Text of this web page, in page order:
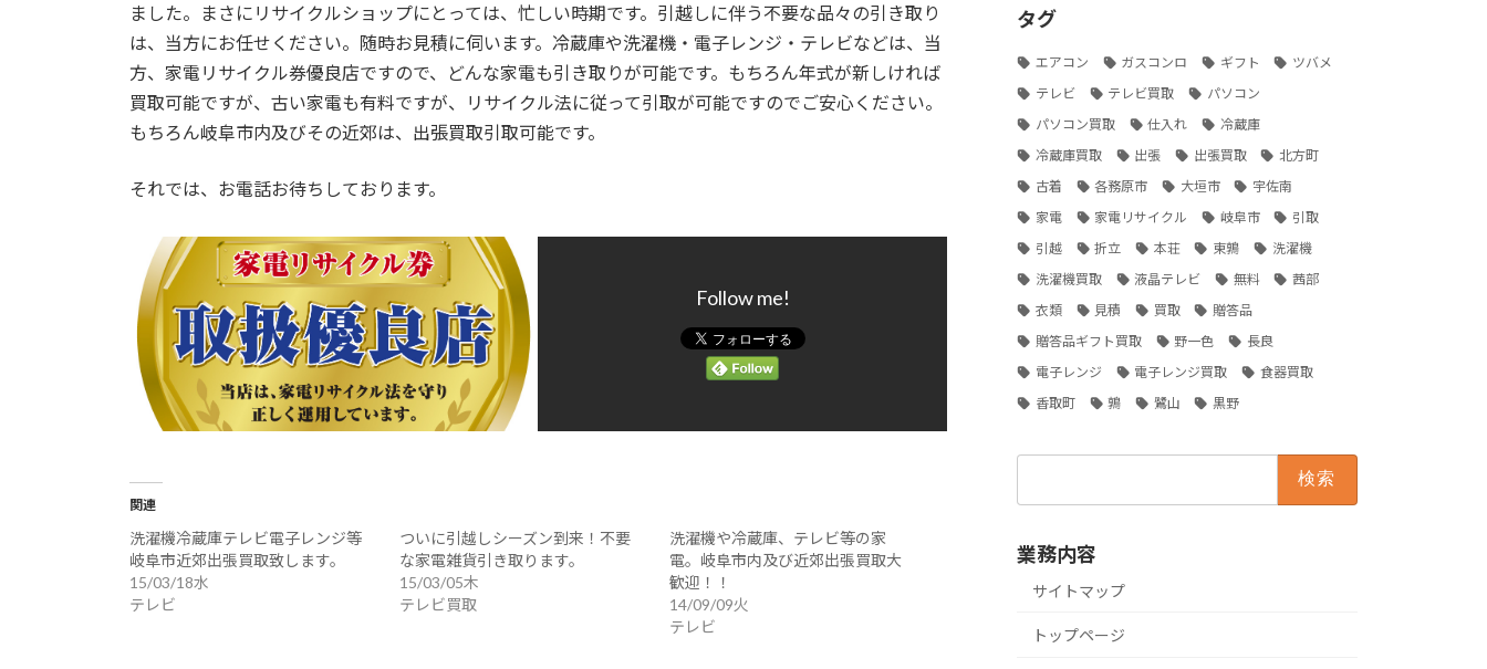
ました。まさにリサイクルショップにとっては、忙しい時期です。引越しに伴う不要な品々の引き取り
は、当方にお任せください。随時お見積に伺います。冷蔵庫や洗濯機・電子レンジ・テレビなどは、当
方、家電リサイクル券優良店ですので、どんな家電も引き取りが可能です。もちろん年式が新しければ
買取可能ですが、古い家電も有料ですが、リサイクル法に従って引取が可能ですのでご安心ください。
もちろん岐阜市内及びその近郊は、出張買取引取可能です。
それでは、お電話お待ちしております。
Follow me!
関連
洗濯機冷蔵庫テレビ電子レンジ等
岐阜市近郊出張買取致します。
15/03/18水
テレビ
ついに引越しシーズン到来！不要
な家電雑貨引き取ります。
15/03/05木
テレビ買取
洗濯機や冷蔵庫、テレビ等の家
電。岐阜市内及び近郊出張買取大
歓迎！！
14/09/09火
テレビ
タグ
エアコン ガスコンロ ギフト
ツバメ
テレビ
テレビ買取
パソコン
パソコン買取
仕入れ
冷蔵庫
冷蔵庫買取
出張 出張買取
北方町
古着
各務原市 大垣市
宇佐南
家電
家電リサイクル 岐阜市
引取
引越
折立 本荘 東鶉
洗濯機
洗濯機買取
液晶テレビ 無料
茜部
衣類
見積 買取
贈答品
贈答品ギフト買取
野一色
長良
電子レンジ
電子レンジ買取
食器買取
香取町
鶉 鷺山 黒野
業務内容
サイトマップ
トップページ